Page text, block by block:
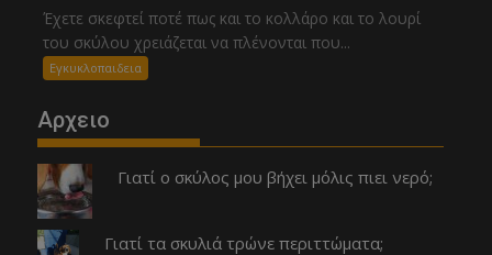
Έχετε σκεφτεί ποτέ πως και το κολλάρο και το λουρί
του σκύλου χρειάζεται να πλένονται που...
Εγκυκλοπαιδεια
Αρχειο
Γιατί ο σκύλος μου βήχει μόλις πιει νερό;
Γιατί τα σκυλιά τρώνε περιττώματα;